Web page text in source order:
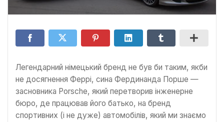
Легендарний німецький бренд не був би таким, якби
не досягнення Феррі, сина Фердинанда Порше —
засновника Porsche, який перетворив інженерне
бюро, де працював його батько, на бренд
спортивних (і не дуже) автомобілів, який ми знаємо